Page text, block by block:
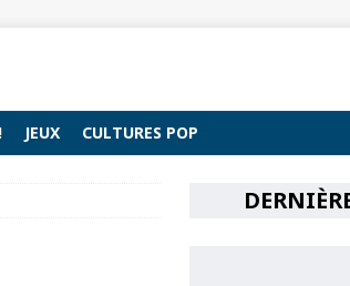
JEUX CULTURES POP